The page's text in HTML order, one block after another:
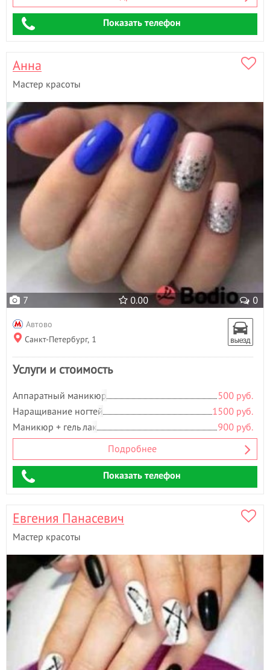
Ламинирование волос
Ламинирование ресниц- 23
Лимфодринажный массаж
М
Маникюр- 41
Маникюр + гель лак- 68
Мануальная пластика живота
Массаж- 2
Массаж лица- 2
Массаж стоп
- 2
Медовый массаж
- 2
Мезотерапия
Моделирование лица
Моментальный загар
Мужская стрижка
Наращивание волос- 12
Наращивание ногтей- 42
Наращивание ресниц
Нехирургическая
блефаропластика
Ногтевая студия
Носогубная складка
О
Обертывание- 1
Оздоровительный массаж
Окрашивание бровей- 20
Окрашивание волос- 23
Окрашивание ресниц
- 2
П
Парикмахерские услуги- 11
Педикюр- 36
Пирсинг
Плетение кос- 1
Р
Расслабляющий массаж - 3
С
Свадебные прически
- 17
Солярий
Показать телефон
Анна
Мастер красоты
7 0.00 0
Автово
Санкт-Петербург, 1
Услуги и стоимость
Аппаратный маникюр
500 руб.
Наращивание ногтей
1500 руб.
Маникюр + гель лак
900 руб.
Подробнее
Показать телефон
Евгения Панасевич
Мастер красоты